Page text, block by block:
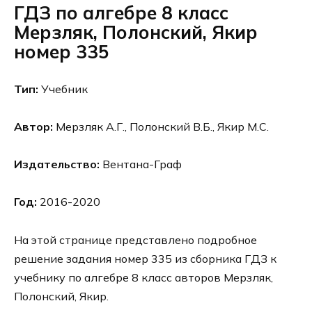
ГДЗ по алгебре 8 класс
Мерзляк, Полонский, Якир
номер 335
Тип: Учебник
Автор: Мерзляк А.Г., Полонский В.Б., Якир М.С.
Издательство: Вентана-Граф
Год: 2016-2020
На этой странице представлено подробное
решение задания номер 335 из сборника ГДЗ к
учебнику по алгебре 8 класс авторов Мерзляк,
Полонский, Якир.